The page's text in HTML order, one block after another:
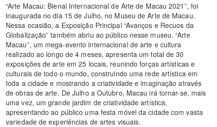
“Arte Macau: Bienal Internacional de Arte de Macau 2021”, foi
inaugurada no dia 15 de Julho, no Museu de Arte de Macau.
Nessa ocasião, a Exposição Principal “Avanços e Recuos da
Globalização” também abriu ao público nesse museu. “Arte
Macau”, um mega-evento internacional de arte e cultura
realizado ao longo de 4 meses, apresenta um total de 30
exposições de arte em 25 locais, reunindo forças artísticas e
culturais de todo o mundo, construindo uma rede artística em
toda a cidade e mostrando a criatividade e imaginação através
de obras de arte. De Julho a Outubro, Macau irá tornar-se, mais
uma vez, um grande jardim de criatividade artística,
apresentando ao público uma festa móvel da cidade com vasta
variedade de experiências de artes visuais.